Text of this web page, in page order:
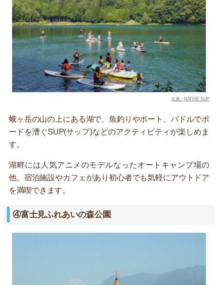
出典：NATIVE SUP
蛾ヶ岳の山の上にある湖で、魚釣りやボート、パドルでボ
ードを漕ぐSUP(サップ)などのアクティビティが楽しめま
す。
湖畔には人気アニメのモデルなったオートキャンプ場の
他、宿泊施設やカフェがあり初心者でも気軽にアウトドア
を満喫できます。
④富士見ふれあいの森公園